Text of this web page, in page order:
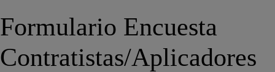
Formulario Encuesta
Contratistas/Aplicadores